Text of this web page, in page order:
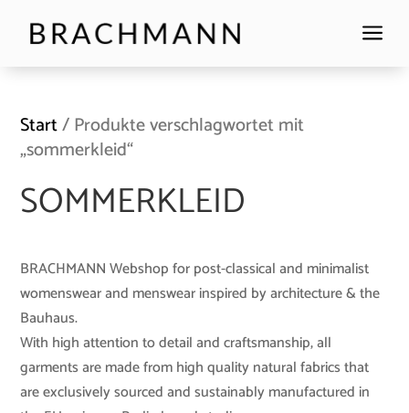
a
Start/ Produkte verschlagwortet mit
„sommerkleid“
SOMMERKLEID
BRACHMANN Webshop for post-classical and minimalist
womenswear and menswear inspired by architecture & the
Bauhaus.
With high attention to detail and craftsmanship, all
garments are made from high quality natural fabrics that
are exclusively sourced and sustainably manufactured in